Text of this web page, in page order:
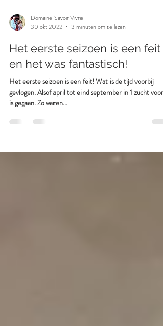
Domaine Savoir Vivre
30 okt 2022
3 minuten om te lezen
Het eerste seizoen is een feit
en het was fantastisch!
Het eerste seizoen is een feit! Wat is de tijd voorbij
is gegaan. Zo waren...